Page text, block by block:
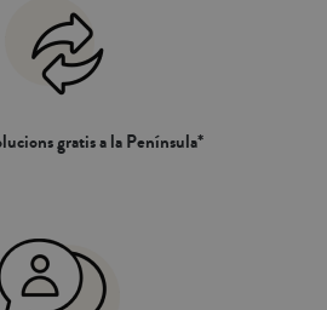
gratis a la Península*